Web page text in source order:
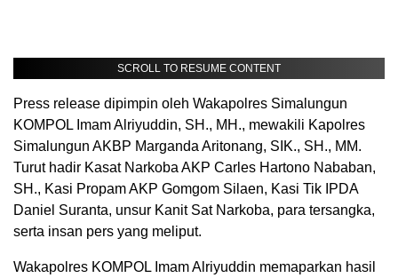
SCROLL TO RESUME CONTENT
Press release dipimpin oleh Wakapolres Simalungun
KOMPOL Imam Alriyuddin, SH., MH., mewakili Kapolres
Simalungun AKBP Marganda Aritonang, SIK., SH., MM.
Turut hadir Kasat Narkoba AKP Carles Hartono Nababan,
SH., Kasi Propam AKP Gomgom Silaen, Kasi Tik IPDA
Daniel Suranta, unsur Kanit Sat Narkoba, para tersangka,
serta insan pers yang meliput.
Wakapolres KOMPOL Imam Alriyuddin memaparkan hasil